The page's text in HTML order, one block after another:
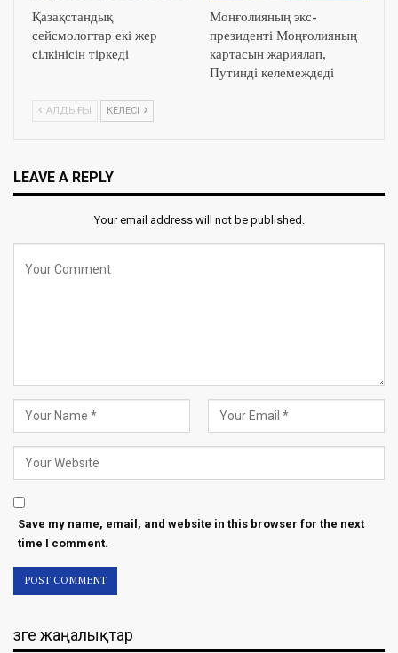
Қазақстандық
сейсмологтар екі жер
сілкінісін тіркеді
Моңғолияның экс-
президенті Моңғолияның
картасын жариялап,
Путинді келемеждеді
АЛДЫҢҒЫ КЕЛЕСІ
LEAVE A REPLY
Your email address will not be published.
Save my name, email, and website in this browser for the next
time I comment.
Өзге жаңалықтар